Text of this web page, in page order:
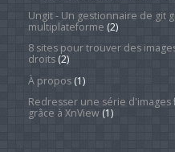
Ungit - Un gestionnaire de git
multiplateforme (2)
8 sites pour trouver des
droits(2)
À propos(1)
Redresser une série
grâce à XnView(1)